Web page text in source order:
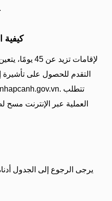
بلغاريا وأفراد عائلتهم المباشرين.
كيفية
لإقامات تزيد
العملية عبر الإنترنت
يرجى الرجوع إلى الجدول